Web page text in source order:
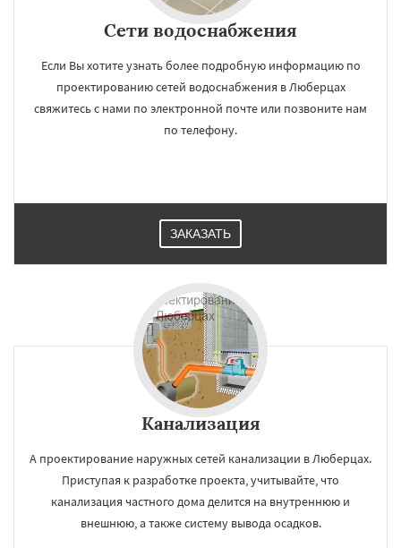
Сети водоснабжения
Если Вы хотите узнать более подробную информацию по
проектированию сетей водоснабжения в Люберцах
свяжитесь с нами по электронной почте или позвоните нам
по телефону.
ЗАКАЗАТЬ
Канализация
А проектирование наружных сетей канализации в Люберцах.
Приступая к разработке проекта, учитывайте, что
канализация частного дома делится на внутреннюю и
внешнюю, а также систему вывода осадков.